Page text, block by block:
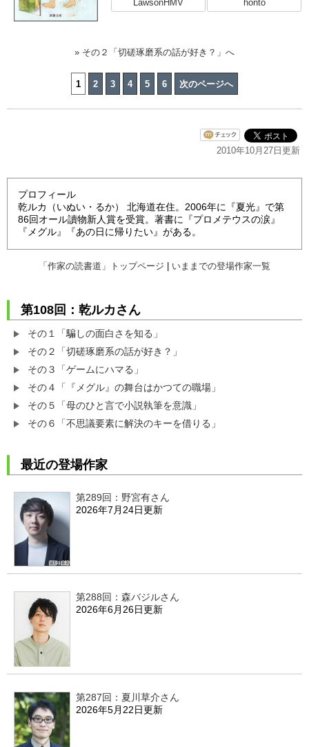
LawsonHMV honto
» その２「切磋琢磨系の話が好き？」へ
1 2 3 4 5 6 次のページへ
2010年10月27日更新
プロフィール
乾ルカ（いぬい・るか） 北海道在住。2006年に『夏光』で第
86回オール讀物新人賞を受賞。著書に『プロメテウスの涙』
『メグル』『あの日に帰りたい』がある。
「作家の読書道」トップページ いままでの登場作家一覧
第108回：乾ルカさん
その１「騙しの面白さを知る」
その２「切磋琢磨系の話が好き？」
その３「ゲームにハマる」
その４「『メグル』の舞台はかつての職場」
その５「母のひと言で小説執筆を意識」
その６「不思議要素に解決のキーを借りる」
最近の登場作家
第289回：野宮有さん
2026年7月24日更新
第288回：森バジルさん
2026年6月26日更新
第287回：夏川草介さん
2026年5月22日更新